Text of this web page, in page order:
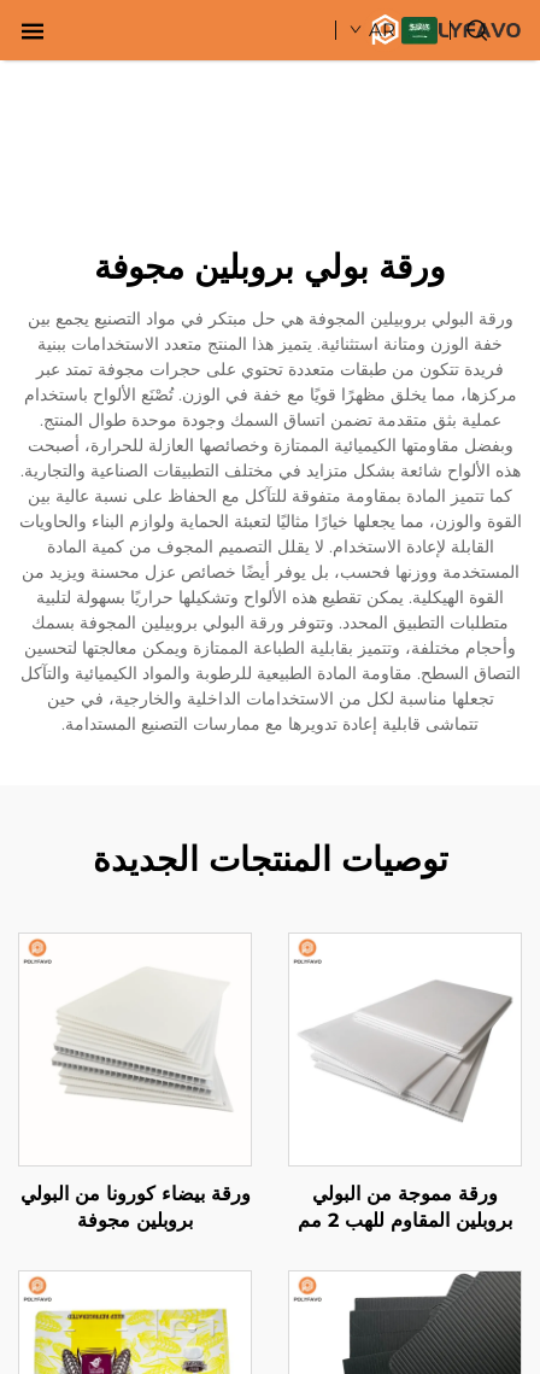
AR
ورقة بولي بروبلين مجوفة
ورقة البولي بروبيلين المجوفة هي حل مبتكر في مواد التصنيع يجمع بين
خفة الوزن ومتانة استثنائية. يتميز هذا المنتج متعدد الاستخدامات ببنية
فريدة تتكون من طبقات متعددة تحتوي على حجرات مجوفة تمتد عبر
مركزها، مما يخلق مظهرًا قويًا مع خفة في الوزن. تُصْنَع الألواح باستخدام
عملية بثق متقدمة تضمن اتساق السمك وجودة موحدة طوال المنتج.
وبفضل مقاومتها الكيميائية الممتازة وخصائصها العازلة للحرارة، أصبحت
هذه الألواح شائعة بشكل متزايد في مختلف التطبيقات الصناعية والتجارية.
كما تتميز المادة بمقاومة متفوقة للتآكل مع الحفاظ على نسبة عالية بين
القوة والوزن، مما يجعلها خيارًا مثاليًا لتعبئة الحماية ولوازم البناء والحاويات
القابلة لإعادة الاستخدام. لا يقلل التصميم المجوف من كمية المادة
المستخدمة ووزنها فحسب، بل يوفر أيضًا خصائص عزل محسنة ويزيد من
القوة الهيكلية. يمكن تقطيع هذه الألواح وتشكيلها حراريًا بسهولة لتلبية
متطلبات التطبيق المحدد. وتتوفر ورقة البولي بروبيلين المجوفة بسمك
وأحجام مختلفة، وتتميز بقابلية الطباعة الممتازة ويمكن معالجتها لتحسين
التصاق السطح. مقاومة المادة الطبيعية للرطوبة والمواد الكيميائية والتآكل
تجعلها مناسبة لكل من الاستخدامات الداخلية والخارجية، في حين
تتماشى قابلية إعادة تدويرها مع ممارسات التصنيع المستدامة.
توصيات المنتجات الجديدة
ورقة مموجة من البولي
بروبلين المقاوم للهب 2 مم
ورقة بيضاء كورونا من البولي
بروبلين مجوفة